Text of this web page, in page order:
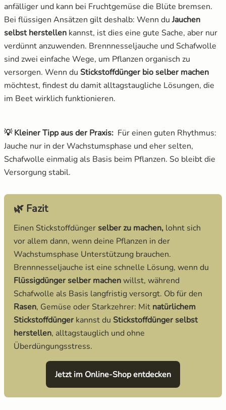
anfälliger und kann bei Fruchtgemüse die Blüte bremsen.
Bei flüssigen Ansätzen gilt deshalb: Wenn du Jauchen
selbst herstellen kannst, ist dies eine gute Sache, aber nur
verdünnt anzuwenden. Brennnesseljauche und Schafwolle
sind zwei einfache Wege, um Pflanzen organisch zu
versorgen. Wenn du Stickstoffdünger bio selber machen
möchtest, findest du damit alltagstaugliche Lösungen, die
im Beet wirklich funktionieren.
💡 Kleiner Tipp aus der Praxis: Für einen guten Rhythmus:
Jauche nur in der Wachstumsphase und eher selten,
Schafwolle einmalig als Basis beim Pflanzen. So bleibt die
Versorgung stabil.
🌿 Fazit
Einen Stickstoffdüngerselber zu machen,lohnt sich
vor allem dann, wenn deine Pflanzen in der
Wachstumsphase Unterstützung brauchen.
Brennnesseljauche ist eine schnelle Lösung, wenn du
Flüssigdünger selber machenwillst, während
Schafwolle als Basis langfristig versorgt. Ob für den
Rasen, Gemüse oder Starkzehrer: Mit natürlichem
Stickstoffdüngerkannst du Stickstoffdünger selbst
herstellen, alltagstauglich und ohne
Überdüngungsstress.
Jetzt im Online-Shop entdecken